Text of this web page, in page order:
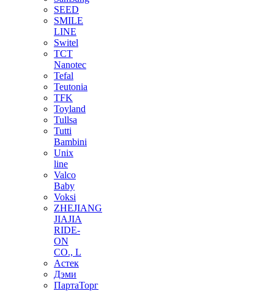
SEED
SMILE
LINE
Switel
TCT
Nanotec
Tefal
Teutonia
TFK
Toyland
Tullsa
Tutti
Bambini
Unix
line
Valco
Baby
Voksi
ZHEJIANG
JIAJIA
RIDE-
ON
CO., L
Астек
Дэми
ПартаТорг